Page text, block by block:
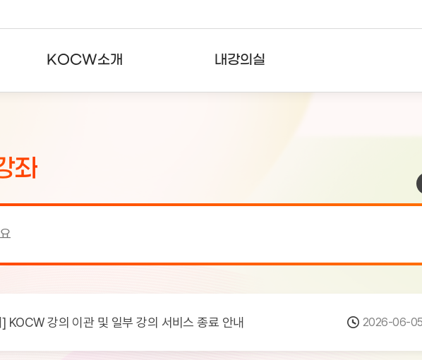
KOCW소개 내강의실
좌
스점검] KOCW 서비스 점검 안내(7월 24일 19:00 ~ 7월... 2026-07-
KOCW 강의 이관 및 일부 강의 서비스 종료 안내 2026-06-
2026년 대학정보공시 대학의 원격강좌 현황 조사 안내(자주묻... 2026-04-